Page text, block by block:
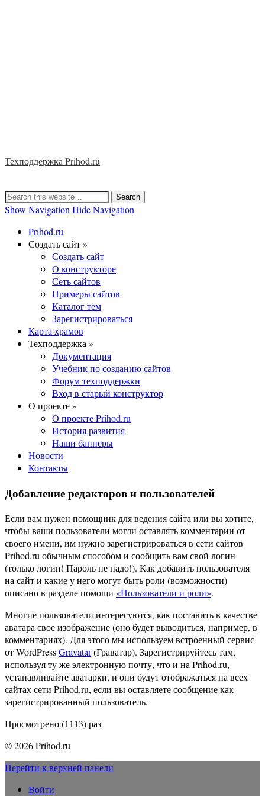
Техподдержка Prihod.ru
Show Navigation Hide Navigation
Prihod.ru
Создать сайт »
Создать сайт
О конструкторе
Сеть сайтов
Примеры сайтов
Каталог тем
Зарегистрироваться
Карта храмов
Техподдержка »
Документация
Учебник по созданию сайтов
Форум техподдержки
Вход в старый конструктор
О проекте »
О проекте Prihod.ru
История развития
Наши баннеры
Новости
Контакты
Добавление редакторов и пользователей
Если вам нужен помощник для ведения сайта или вы хотите,
чтобы ваши пользователи могли оставлять комментарии от
своего имени, им нужно зарегистрироваться в сети сайтов
Prihod.ru обычным способом и сообщить вам свой логин
(только логин! Пароль не надо!). Как добавить пользователя
на сайт и какие у него могут быть роли (возможности)
описано в разделе помощи «Пользователи и роли».
Многие пользователи интересуются, как поставить в качестве
аватара свое изображение (оно будет выводиться, например, в
комментариях). Для этого мы используем встроенный сервис
от WordPressGravatar(Граватар). Зарегистрируйтесь там,
используя ту же электронную почту, что и на Prihod.ru,
устанавливайте аватарки, и они будут отображаться на всех
сайтах сети Prihod.ru, если вы оставляете сообщение как
зарегистрированный пользователь.
Просмотрено (1113) раз
© 2026 Prihod.ru
Перейти к верхней панели
Войти